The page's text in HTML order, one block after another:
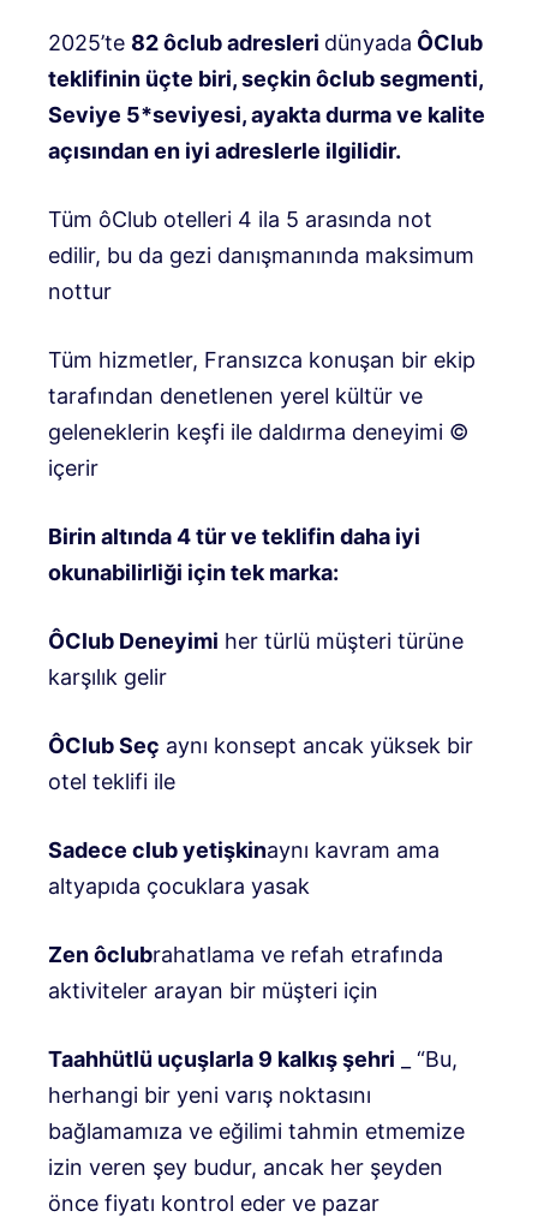
2025’te 82 ôclub adresleri dünyada ÔClub
teklifinin üçte biri, seçkin ôclub segmenti,
Seviye 5*seviyesi, ayakta durma ve kalite
açısından en iyi adreslerle ilgilidir.
Tüm ôClub otelleri 4 ila 5 arasında not
edilir, bu da gezi danışmanında maksimum
nottur
Tüm hizmetler, Fransızca konuşan bir ekip
tarafından denetlenen yerel kültür ve
geleneklerin keşfi ile daldırma deneyimi ©
içerir
Birin altında 4 tür ve teklifin daha iyi
okunabilirliği için tek marka:
ÔClub Deneyimi her türlü müşteri türüne
karşılık gelir
ÔClub Seç aynı konsept ancak yüksek bir
otel teklifi ile
Sadece club yetişkinaynı kavram ama
altyapıda çocuklara yasak
Zen ôclubrahatlama ve refah etrafında
aktiviteler arayan bir müşteri için
Taahhütlü uçuşlarla 9 kalkış şehri _ “Bu,
herhangi bir yeni varış noktasını
bağlamamıza ve eğilimi tahmin etmemize
izin veren şey budur, ancak her şeyden
önce fiyatı kontrol eder ve pazar